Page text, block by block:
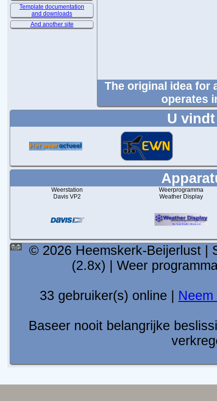
Template documentation
and downloads
And another site
The original idea for
operates
U
Weerstation
Davis VP2
Weerprogramma
Weather Display
© 2026 Heemskerk-Beijerlust |
(2.8x) | Weer
33 gebruiker(s) online |
Baseer nooit belangrijke